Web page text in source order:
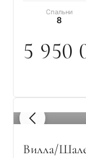
Спальни
8
5 950
1 / 8
Вилла/